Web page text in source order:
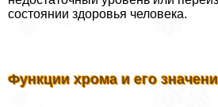
состоянии здоровья человека.
Функции хрома и его